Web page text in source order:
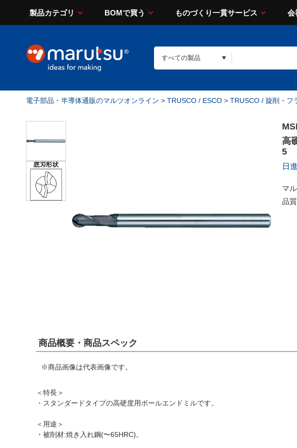
製品カテゴリ BOMで買う ものづくり一貫サービス 会
電子部品・半導体通販のマルツオンライン > TRUSCO / ESCO > TRUSCO / 旋削・フ
高
5
日
マ
品
商品概要・商品スペック
※商品画像は代表画像です。
＜特長＞
・スタンダードタイプの高硬度用ボールエンドミルです。
＜用途＞
・被削材:焼き入れ鋼(〜65HRC)。